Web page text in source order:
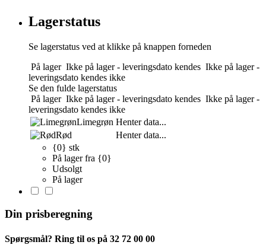
Lagerstatus
Se lagerstatus ved at klikke på knappen forneden
På lager Ikke på lager - leveringsdato kendes Ikke på lager -
leveringsdato kendes ikke
Se den fulde lagerstatus
På lager Ikke på lager - leveringsdato kendes Ikke på lager -
leveringsdato kendes ikke
Limegrøn Henter data...
Rød
Henter data...
{0} stk
På lager fra {0}
Udsolgt
På lager
Din prisberegning
Spørgsmål? Ring til os på 32 72 00 00